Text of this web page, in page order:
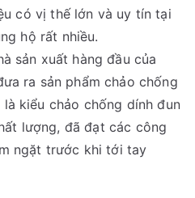
có vị thế lớn và uy tín tại
hộ rất nhiều.
sản xuất hàng đầu của
ra sản phẩm chảo chống
là kiểu chảo chống dính đun
lượng, đã đạt các công
ngặt trước khi tới tay